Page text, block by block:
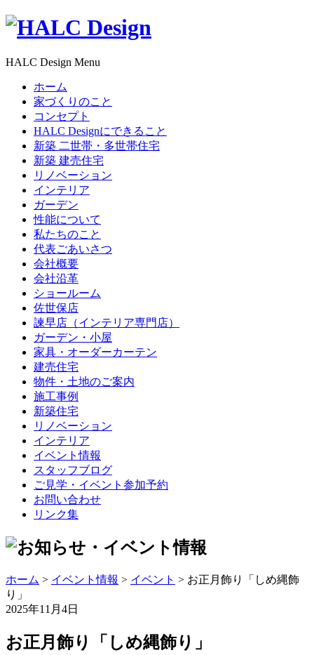
HALC Design Menu
ホーム
家づくりのこと
コンセプト
HALC Designにできること
新築 二世帯・多世帯住宅
新築 建売住宅
リノベーション
インテリア
ガーデン
性能について
私たちのこと
代表ごあいさつ
会社概要
会社沿革
ショールーム
佐世保店
諫早店（インテリア専門店）
ガーデン・小屋
家具・オーダーカーテン
建売住宅
物件・土地のご案内
施工事例
新築住宅
リノベーション
インテリア
イベント情報
スタッフブログ
ご見学・イベント参加予約
お問い合わせ
リンク集
ホーム > イベント情報 > イベント > お正月飾り「しめ縄飾
り」
2025年11月4日
お正月飾り「しめ縄飾り」